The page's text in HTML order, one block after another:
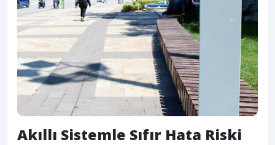
Akıllı Sistemle Sıfır Hata Riski